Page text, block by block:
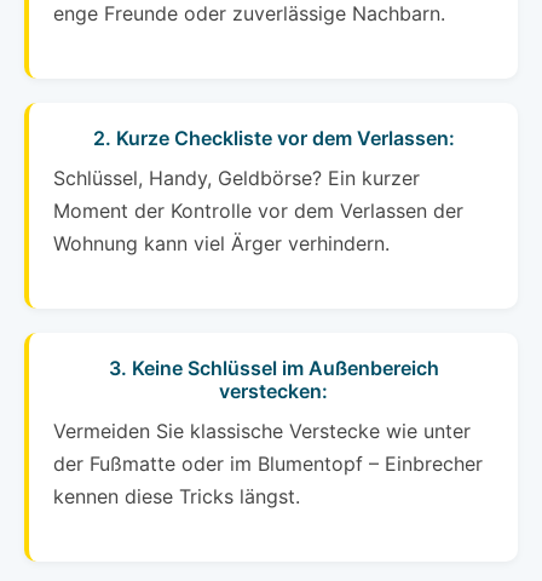
enge Freunde oder zuverlässige Nachbarn.
2. Kurze Checkliste vor dem Verlassen:
Schlüssel, Handy, Geldbörse? Ein kurzer
Moment der Kontrolle vor dem Verlassen der
Wohnung kann viel Ärger verhindern.
3. Keine Schlüssel im Außenbereich
verstecken:
Vermeiden Sie klassische Verstecke wie unter
der Fußmatte oder im Blumentopf – Einbrecher
kennen diese Tricks längst.